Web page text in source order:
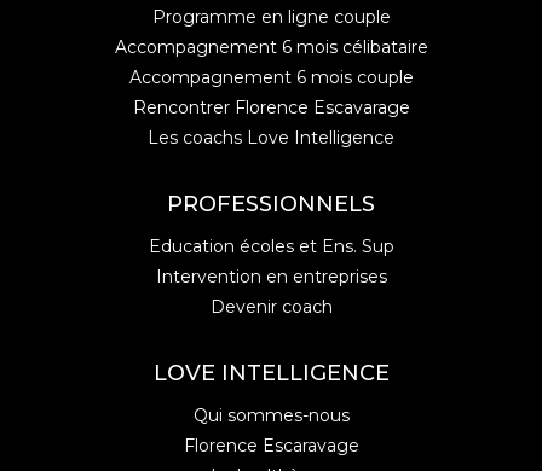
Programme en ligne couple
Accompagnement 6 mois célibataire
Accompagnement 6 mois couple
Rencontrer Florence Escavarage
Les coachs Love Intelligence
PROFESSIONNELS
Education écoles et Ens. Sup
Intervention en entreprises
Devenir coach
LOVE INTELLIGENCE
Qui sommes-nous
Florence Escaravage